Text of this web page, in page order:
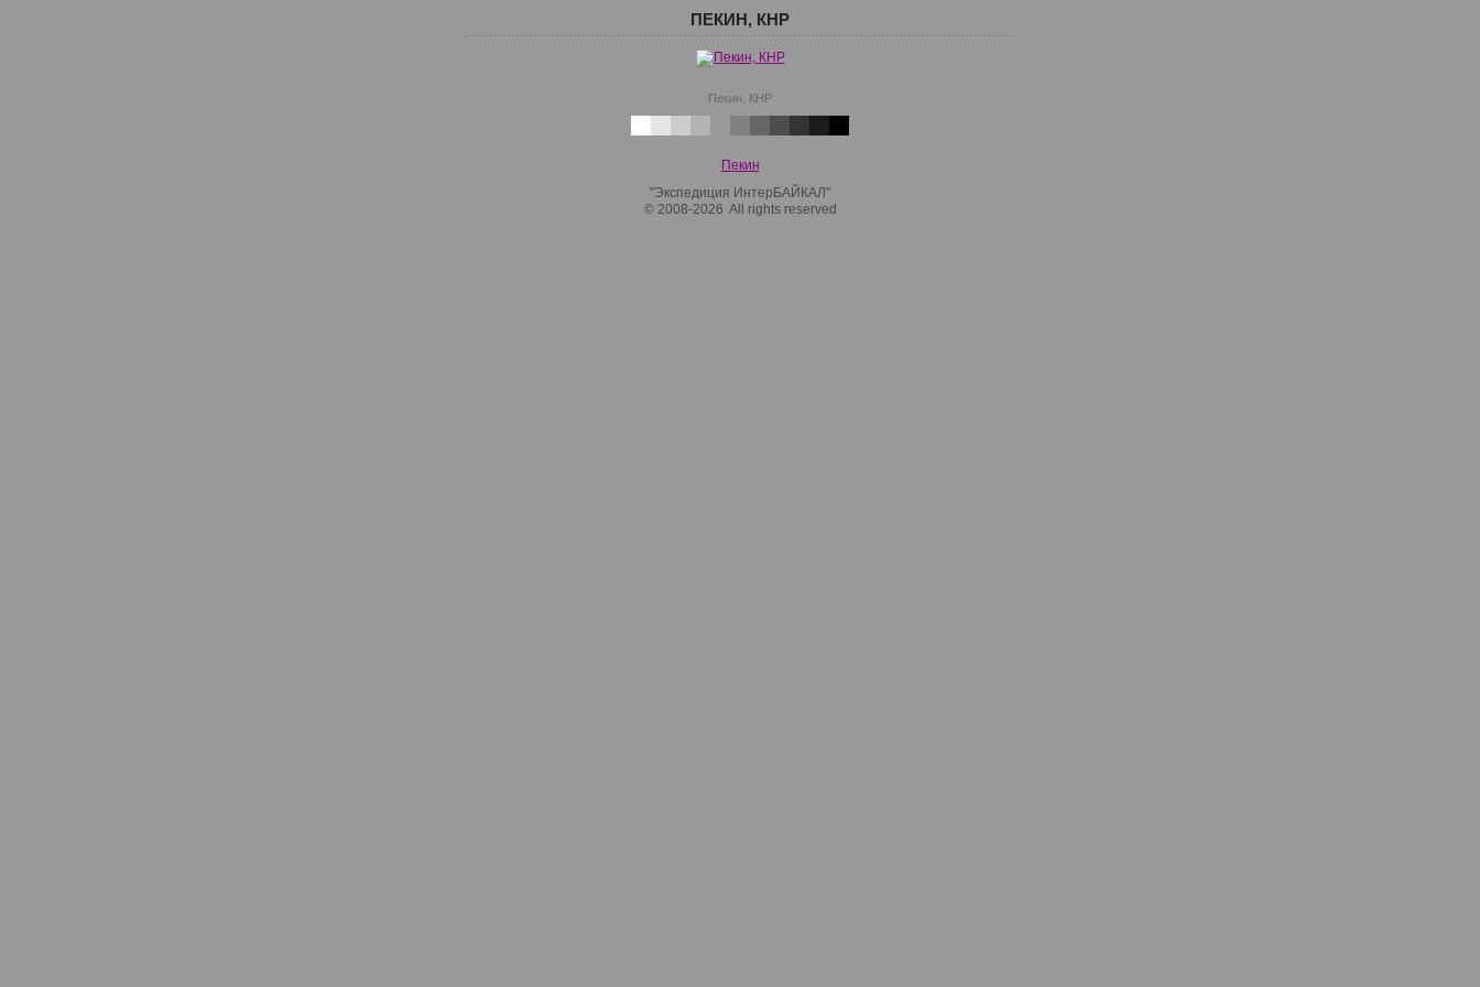
ПЕКИН, КНР
Пекин, КНР
Пекин
"Экспедиция ИнтерБАЙКАЛ"
© 2008-2026 All rights reserved